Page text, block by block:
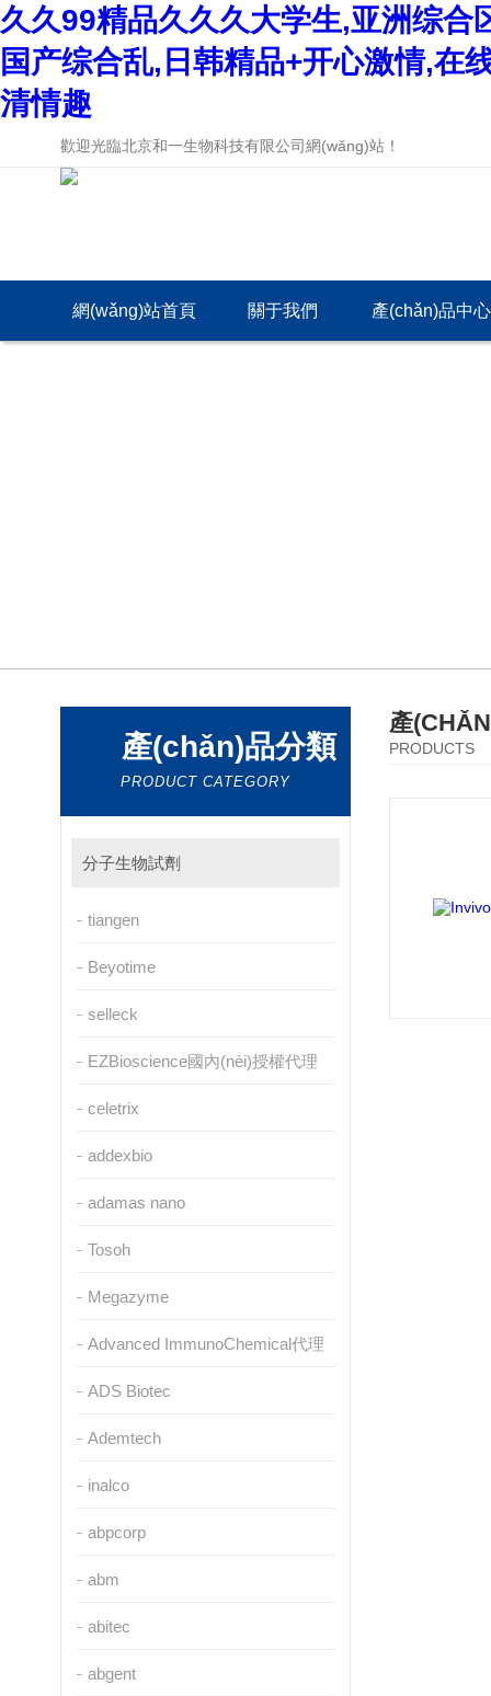
久久99精品久久久大学生,亚洲综
国产综合乱,日韩精品+开心激情,在
清情趣
歡迎光臨北京和一生物科技有限公司網(wǎng)站！
網(wǎng)站首頁 關于我們 產(chǎn)品中心
產(chǎn)品分類
PRODUCT CATEGORY
分子生物試劑
tiangen
Beyotime
selleck
EZBioscience國內(nèi)授權代理
celetrix
addexbio
adamas nano
Tosoh
Megazyme
Advanced ImmunoChemical代理
ADS Biotec
Ademtech
inalco
abpcorp
abm
abitec
abgent
產
PRODUCTS